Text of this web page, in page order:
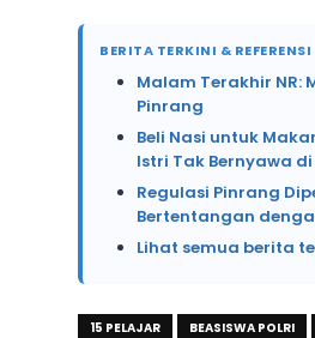
BERITA TERKINI & REFERENSI
Malam Terakhir NR:
Pinrang
Beli Nasi untuk
Istri Tak Bernyawa
Regulasi Pinrang
Bertentangan
Lihat semua berita
15 PELAJAR BEASISWA POLRI